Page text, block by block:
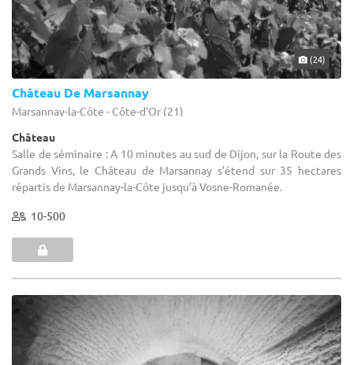
(24)
Château De Marsannay
Marsannay-la-Côte - Côte-d'Or (21)
Château
Salle de séminaire : A 10 minutes au sud de Dijon, sur la Route des
Grands Vins, le Château de Marsannay s’étend sur 35 hectares
répartis de Marsannay-la-Côte jusqu’à Vosne-Romanée.
10-500